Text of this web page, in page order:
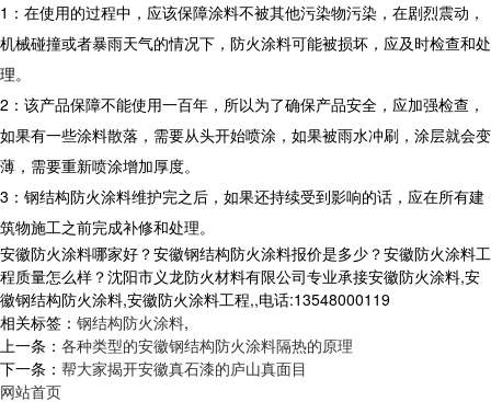
1：在使用的过程中，应该保障涂料不被其他污染物污染，在剧烈震动，
机械碰撞或者暴雨天气的情况下，防火涂料可能被损坏，应及时检查和处
理。
2：该产品保障不能使用一百年，所以为了确保产品安全，应加强检查，
如果有一些涂料散落，需要从头开始喷涂，如果被雨水冲刷，涂层就会变
薄，需要重新喷涂增加厚度。
3：钢结构防火涂料维护完之后，如果还持续受到影响的话，应在所有建
筑物施工之前完成补修和处理。
安徽防火涂料哪家好？安徽钢结构防火涂料报价是多少？安徽防火涂料工
程质量怎么样？沈阳市义龙防火材料有限公司专业承接安徽防火涂料,安
徽钢结构防火涂料,安徽防火涂料工程,,电话:13548000119
相关标签： 钢结构防火涂料,
上一条： 各种类型的安徽钢结构防火涂料隔热的原理
下一条： 帮大家揭开安徽真石漆的庐山真面目
网站首页